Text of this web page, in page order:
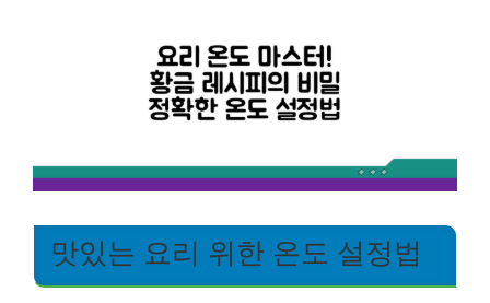
맛있는 요리 위한 온도 설정법